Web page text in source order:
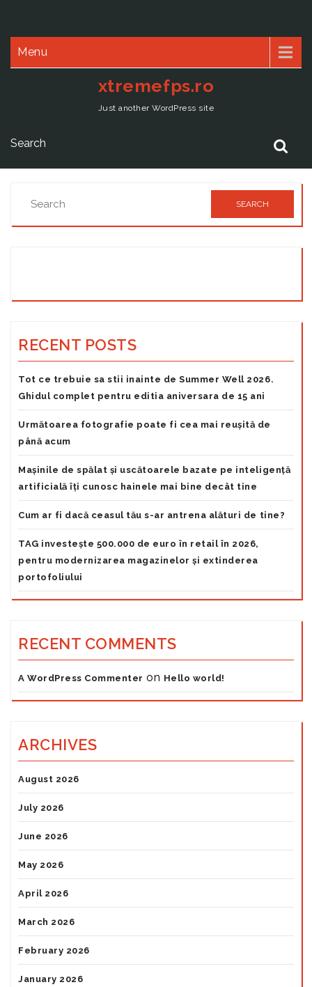
Menu
xtremefps.ro
Just another WordPress site
RECENT POSTS
Tot ce trebuie sa stii inainte de Summer Well 2026.
Ghidul complet pentru editia aniversara de 15 ani
Următoarea fotografie poate fi cea mai reușită de
până acum
Mașinile de spălat și uscătoarele bazate pe inteligență
artificială îți cunosc hainele mai bine decât tine
Cum ar fi dacă ceasul tău s-ar antrena alături de tine?
TAG investește 500.000 de euro în retail în 2026,
pentru modernizarea magazinelor și extinderea
portofoliului
RECENT COMMENTS
A WordPress Commenter on Hello world!
ARCHIVES
August 2026
July 2026
June 2026
May 2026
April 2026
March 2026
February 2026
January 2026